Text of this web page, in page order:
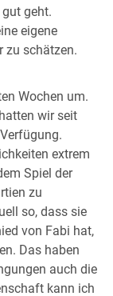
geht.
eigene
zu schätzen.
Wochen um.
wir seit
extrem
Spiel der
zu
so, dass sie
von Fabi hat,
Das haben
auch die
kann ich